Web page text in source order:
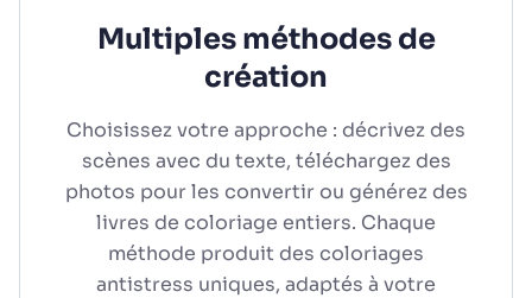
Multiples méthodes de
création
Choisissez votre approche : décrivez des
scènes avec du texte, téléchargez des
photos pour les convertir ou générez des
livres de coloriage entiers. Chaque
méthode produit des coloriages
antistress uniques, adaptés à votre